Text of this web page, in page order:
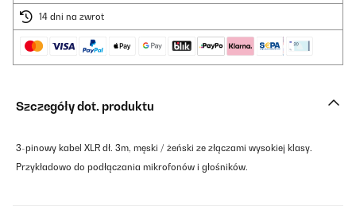
14 dni na zwrot
Szczegóły dot. produktu
3-pinowy kabel XLR dł. 3m, męski / żeński ze złączami wysokiej klasy.
Przykładowo do podłączania mikrofonów i głośników.